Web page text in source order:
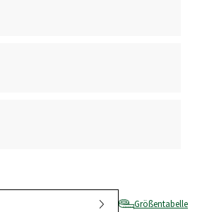
Größentabelle